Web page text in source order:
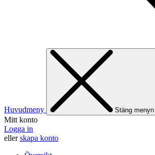
Huvudmeny Stäng menyn
Mitt konto
Logga in
ellerskapa konto